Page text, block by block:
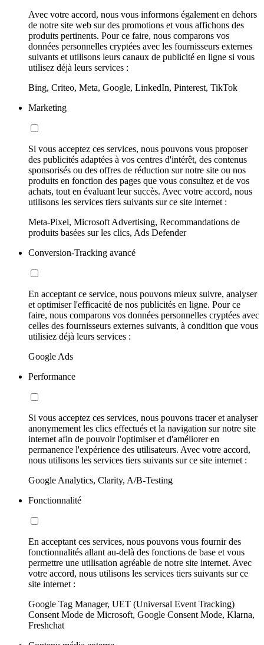
Avec votre accord, nous vous informons également en dehors
de notre site web sur des promotions et vous affichons des
produits pertinents. Pour ce faire, nous comparons vos
données personnelles cryptées avec les fournisseurs externes
suivants et utilisons leurs canaux de publicité en ligne si vous
utilisez déjà leurs services :
Bing, Criteo, Meta, Google, LinkedIn, Pinterest, TikTok
Marketing
Si vous acceptez ces services, nous pouvons vous proposer
des publicités adaptées à vos centres d'intérêt, des contenus
sponsorisés ou des offres de réduction sur notre site ou nos
produits en fonction des pages que vous consultez et de vos
achats, tout en évaluant leur succès. Avec votre accord, nous
utilisons les services tiers suivants sur ce site internet :
Meta-Pixel, Microsoft Advertising, Recommandations de
produits basées sur les clics, Ads Defender
Conversion-Tracking avancé
En acceptant ce service, nous pouvons mieux suivre, analyser
et optimiser l'efficacité de nos publicités en ligne. Pour ce
faire, nous comparons vos données personnelles cryptées avec
celles des fournisseurs externes suivants, à condition que vous
utilisiez déjà leurs services :
Google Ads
Performance
Si vous acceptez ces services, nous pouvons tracer et analyser
anonymement les clics effectués et la navigation sur notre site
internet afin de pouvoir l'optimiser et d'améliorer en
permanence l'expérience des utilisateurs. Avec votre accord,
nous utilisons les services tiers suivants sur ce site internet :
Google Analytics, Clarity, A/B-Testing
Fonctionnalité
En acceptant ces services, nous pouvons vous fournir des
fonctionnalités allant au-delà des fonctions de base et vous
permettre une utilisation agréable de notre site internet. Avec
votre accord, nous utilisons les services tiers suivants sur ce
site internet :
Google Tag Manager, UET (Universal Event Tracking)
Consent Mode de Microsoft, Google Consent Mode, Klarna,
Freshchat